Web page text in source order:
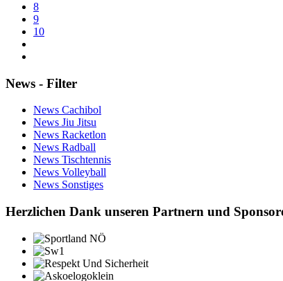
8
9
10
News - Filter
News Cachibol
News Jiu Jitsu
News Racketlon
News Radball
News Tischtennis
News Volleyball
News Sonstiges
Herzlichen Dank unseren Partnern und